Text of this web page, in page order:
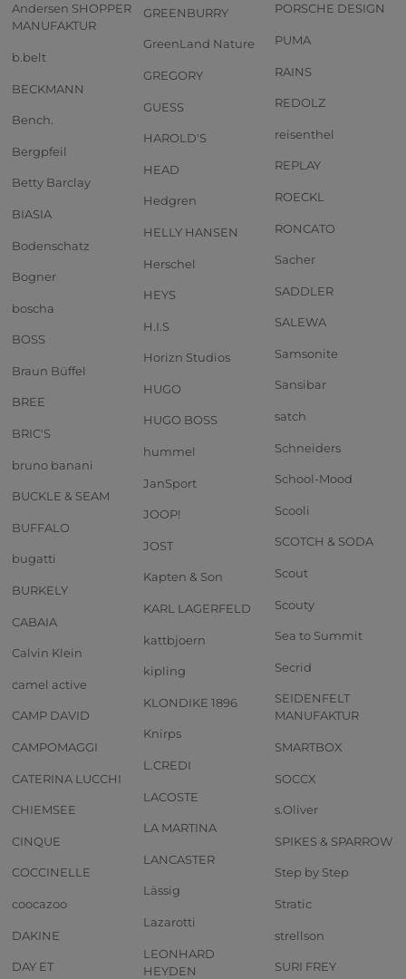
Andersen SHOPPER
MANUFAKTUR
b.belt
BECKMANN
Bench.
Bergpfeil
Betty Barclay
BIASIA
Bodenschatz
Bogner
boscha
BOSS
Braun Büffel
BREE
BRIC'S
bruno banani
BUCKLE & SEAM
BUFFALO
bugatti
BURKELY
CABAIA
Calvin Klein
camel active
CAMP DAVID
CAMPOMAGGI
CATERINA LUCCHI
CHIEMSEE
CINQUE
COCCINELLE
coocazoo
DAKINE
DAY ET
GREENBURRY
GreenLand Nature
GREGORY
GUESS
HAROLD'S
HEAD
Hedgren
HELLY HANSEN
Herschel
HEYS
H.I.S
Horizn Studios
HUGO
HUGO BOSS
hummel
JanSport
JOOP!
JOST
Kapten & Son
KARL LAGERFELD
kattbjoern
kipling
KLONDIKE 1896
Knirps
L.CREDI
LACOSTE
LA MARTINA
LANCASTER
Lässig
Lazarotti
LEONHARD
HEYDEN
PORSCHE DESIGN
PUMA
RAINS
REDOLZ
reisenthel
REPLAY
ROECKL
RONCATO
Sacher
SADDLER
SALEWA
Samsonite
Sansibar
satch
Schneiders
School-Mood
Scooli
SCOTCH & SODA
Scout
Scouty
Sea to Summit
Secrid
SEIDENFELT
MANUFAKTUR
SMARTBOX
SOCCX
s.Oliver
SPIKES & SPARROW
Step by Step
Stratic
strellson
SURI FREY